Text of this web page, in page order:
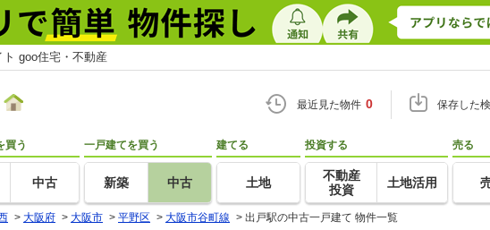
goo住宅・不動産
最近見た物件 0 保存した
買う
中古
一戸建てを買う
新築 中古
建てる
土地
投資する
不動産
投資
土地活用
売る
> 大阪府 > 大阪市 > 平野区 > 大阪市谷町線 > 出戸駅の中古一戸建て 物件一覧